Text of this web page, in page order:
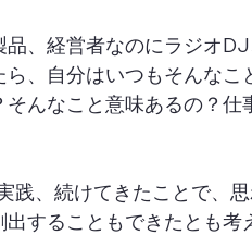
品、経営者なのにラジオ
ら、自分はいつもそんな
んなこと意味あるの？
践、続けてきたことで、
することもできたとも考